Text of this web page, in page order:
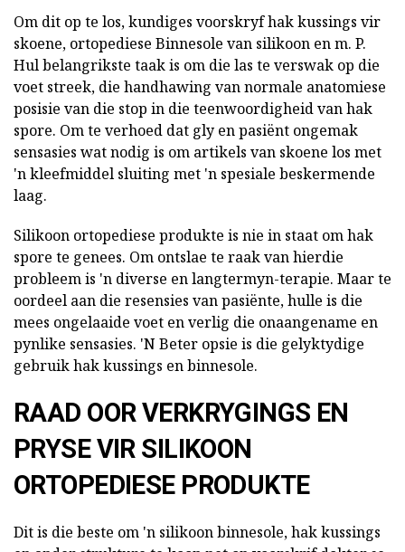
Om dit op te los, kundiges voorskryf hak kussings vir
skoene, ortopediese Binnesole van silikoon en m. P.
Hul belangrikste taak is om die las te verswak op die
voet streek, die handhawing van normale anatomiese
posisie van die stop in die teenwoordigheid van hak
spore. Om te verhoed dat gly en pasiënt ongemak
sensasies wat nodig is om artikels van skoene los met
'n kleefmiddel sluiting met 'n spesiale beskermende
laag.
Silikoon ortopediese produkte is nie in staat om hak
spore te genees. Om ontslae te raak van hierdie
probleem is 'n diverse en langtermyn-terapie. Maar te
oordeel aan die resensies van pasiënte, hulle is die
mees ongelaaide voet en verlig die onaangename en
pynlike sensasies. 'N Beter opsie is die gelyktydige
gebruik hak kussings en binnesole.
RAAD OOR VERKRYGINGS EN
PRYSE VIR SILIKOON
ORTOPEDIESE PRODUKTE
Dit is die beste om 'n silikoon binnesole, hak kussings